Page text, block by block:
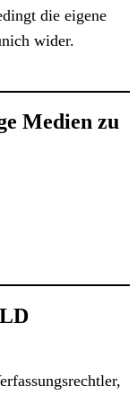
die eigene
wider.
Medien zu